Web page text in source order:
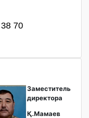
70
Заместитель
директора
Қ.Мамаев